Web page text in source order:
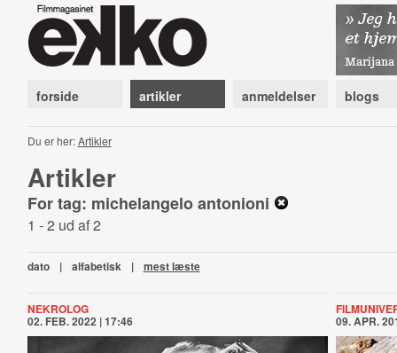
forside artikler anmeldelser blogs
Du er her:Artikler
Artikler
For tag: michelangelo antonioni
1 - 2 ud af 2
dato | alfabetisk | mest læste
NEKROLOG
02. FEB. 2022 | 17:46 09. APR.